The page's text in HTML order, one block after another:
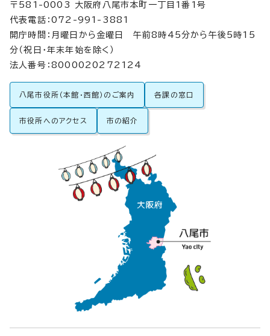
〒581-0003 大阪府八尾市本町一丁目1番1号
代表電話：072-991-3881
開庁時間：月曜日から金曜日 午前8時45分から午後5時15
分（祝日・年末年始を除く）
法人番号：8000020272124
八尾市役所（本館・西館）のご案内 各課の窓口
市役所へのアクセス 市の紹介